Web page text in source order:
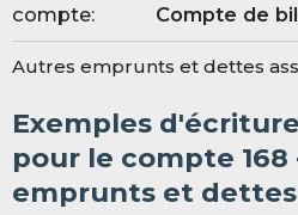
compte:
Compte de
Autres emprunts et dettes
Exemples
pour le compte 168
emprunts et dettes